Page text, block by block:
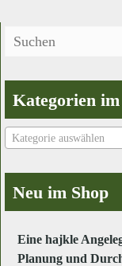
Kategorien im
Kategorie auswählen
Neu im Shop
Eine hajkle
Planung und